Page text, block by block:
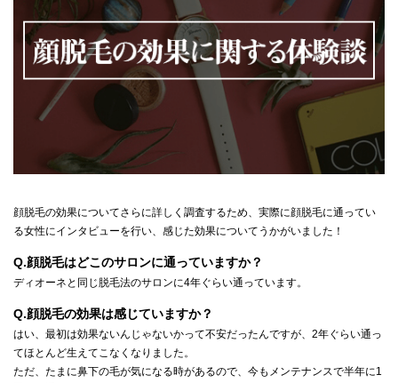
顔脱毛の効果についてさらに詳しく調査するため、実際に顔脱毛に通ってい
る女性にインタビューを行い、感じた効果についてうかがいました！
Q.顔脱毛はどこのサロンに通っていますか？
ディオーネと同じ脱毛法のサロンに4年ぐらい通っています。
Q.顔脱毛の効果は感じていますか？
はい、最初は効果ないんじゃないかって不安だったんですが、2年ぐらい通っ
てほとんど生えてこなくなりました。
ただ、たまに鼻下の毛が気になる時があるので、今もメンテナンスで半年に1